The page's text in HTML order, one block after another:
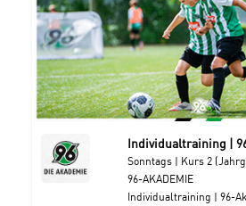
Individualtraining |
Sonntags | Kurs 2
96-AKADEMIE
Individualtraining | 96-